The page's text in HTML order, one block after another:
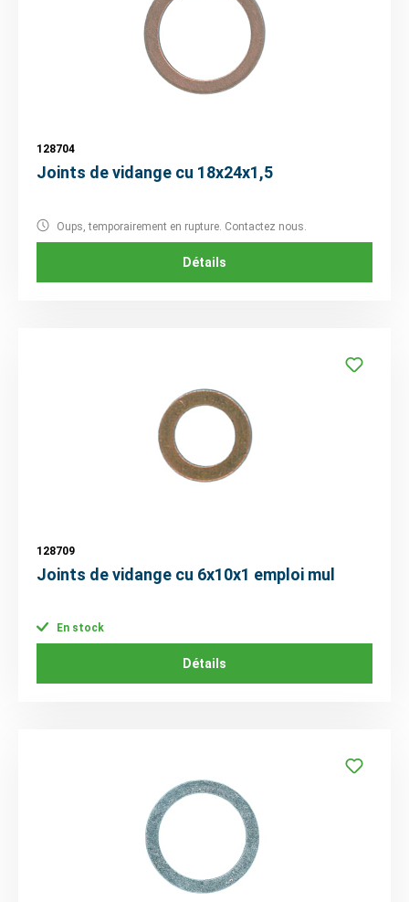
128704
Joints de vidange cu 18x24x1,5
Oups, temporairement en rupture. Contactez nous.
Détails
128709
Joints de vidange cu 6x10x1 emploi mul
En stock
Détails